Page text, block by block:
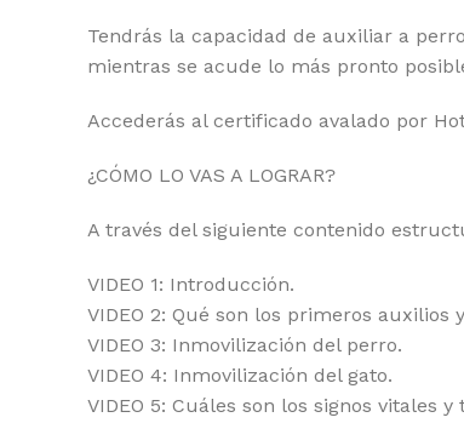
Tendrás la capacidad de auxiliar a
mientras se acude lo más pronto
Accederás al certificado avalado por
¿CÓMO LO VAS A LOGRAR?
A través del siguiente contenido
VIDEO 1: Introducción.
VIDEO 2: Qué son los primeros auxilios
VIDEO 3: Inmovilización del perro.
VIDEO 4: Inmovilización del gato.
VIDEO 5: Cuáles son los signos vitales